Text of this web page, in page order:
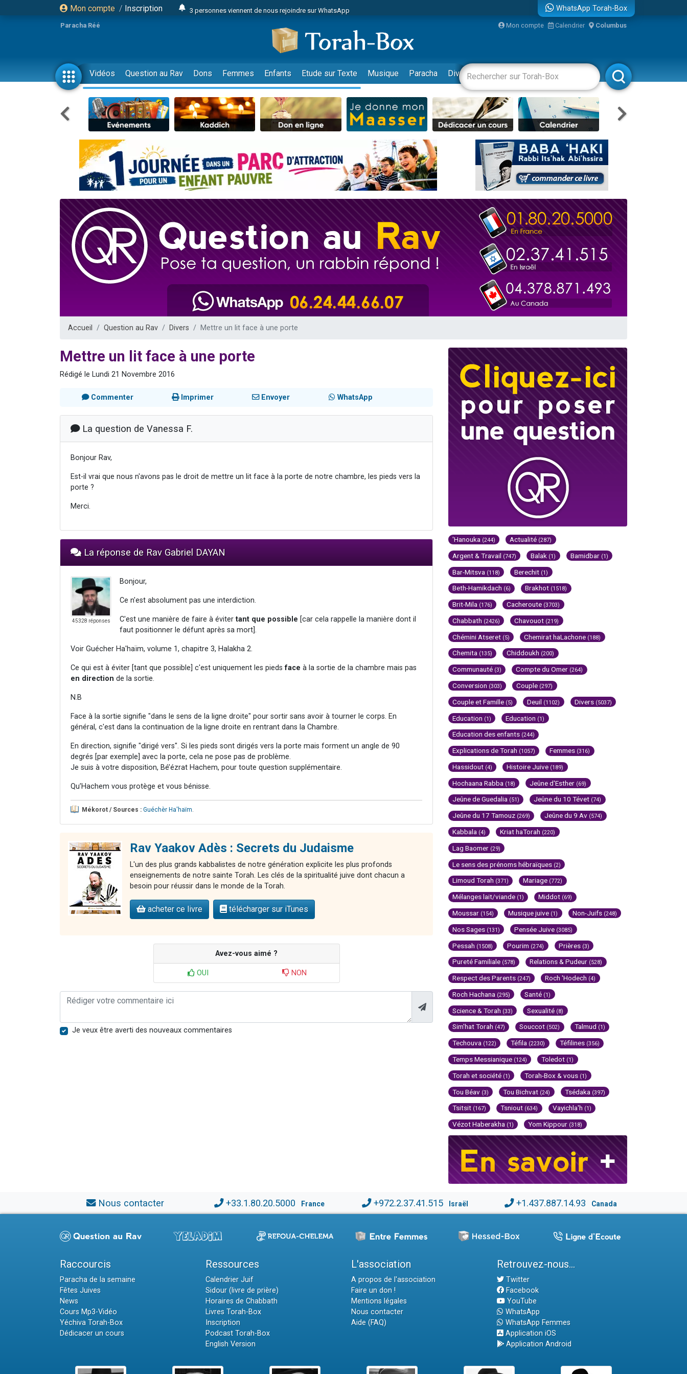
Mon compte / Inscription
3 personnes viennent de nous rejoindre sur WhatsApp
3 personnes viennent de faire un don pour 5 jours de vacances aux Orphelins
3 personnes viennent de faire un don pour Diane, 80 ans, dans un appartement insalubre
2 personnes viennent de nous rejoindre sur WhatsApp
13 personnes viennent de demander une bénédiction
30 personnes viennent de faire un don pour Sauvez la jambe de Yohan
Il reste 49 places pour étudier en groupe sur Zoom
12 nouvelles musiques dans Torah-Box Music
2 personnes viennent de nous rejoindre sur WhatsApp
2 nouvelles musiques dans Torah-Box Music
3 personnes viennent de nous rejoindre sur WhatsApp
8 personnes viennent de faire un don pour Tsédaka : pauvres d'Israel
Nouvelle émission radio : Visions de grandeur n°104 : Le Chabbath et le Birkat Hamazone à travers le temps
61 personnes viennent de demander une bénédiction
Ariel vient de donner son Maasser
Nathaniel vient de donner son Maasser
4 personnes viennent de nous rejoindre sur WhatsApp
WhatsApp Torah-Box
Paracha Réé Mon compte Calendrier Columbus
Vidéos Question au Rav Dons Femmes Enfants Etude sur Texte Musique Paracha Divertissements Livres Rabbanim
Accueil Question au Rav Divers Mettre un lit face à une porte
Mettre un lit face à une porte
Rédigé le Lundi 21 Novembre 2016
Commenter Imprimer Envoyer WhatsApp
La question de Vanessa F.
Bonjour Rav,
Est-il vrai que nous n'avons pas le droit de mettre un lit face à la porte de notre chambre, les pieds vers la
porte ?
Merci.
La réponse de Rav Gabriel DAYAN
45328 réponses
Bonjour,
Ce n'est absolument pas une interdiction.
C'est une manière de faire à évitertant que possible [car cela rappelle la manière dont il
faut positionner le défunt après sa mort].
Voir Guécher Ha'haïm, volume 1, chapitre 3, Halakha 2.
Ce qui est à éviter [tant que possible] c'est uniquement les piedsface à la sortie de la chambre mais pas
en direction de la sortie.
N.B
Face à la sortie signifie "dans le sens de la ligne droite" pour sortir sans avoir à tourner le corps. En
général, c'est dans la continuation de la ligne droite en rentrant dans la Chambre.
En direction, signifie "dirigé vers". Si les pieds sont dirigés vers la porte mais forment un angle de 90
degrés [par exemple] avec la porte, cela ne pose pas de problème.
Je suis à votre disposition, Bé’ézrat Hachem, pour toute question supplémentaire.
Qu’Hachem vous protège et vous bénisse.
Mékorot / Sources : Guéchèr Ha'haïm
Rav Yaakov Adès : Secrets du Judaisme
L'un des plus grands kabbalistes de notre génération explicite les plus profonds
enseignements de notre sainte Torah. Les clés de la spiritualité juive dont chacun a
besoin pour réussir dans le monde de la Torah.
acheter ce livre télécharger sur iTunes
Avez-vous aimé ?
OUI NON
Je veux être averti des nouveaux commentaires
'Hanouka (244) Actualité (287)
Argent & Travail (747) Balak (1) Bamidbar (1)
Bar-Mitsva (118) Berechit (1)
Beth-Hamikdach (6) Brakhot (1518)
Brit-Mila (176) Cacheroute (3703)
Chabbath (2426) Chavouot (219)
Chémini Atseret (5) Chemirat haLachone (188)
Chemita (135) Chiddoukh (200)
Communauté (3) Compte du Omer (264)
Conversion (303) Couple (297)
Couple et Famille (5) Deuil (1102) Divers (5037)
Education (1) Education (1)
Education des enfants (244)
Explications de Torah (1057) Femmes (316)
Hassidout (4) Histoire Juive (189)
Hochaana Rabba (18) Jeûne d'Esther (69)
Jeûne de Guedalia (51) Jeûne du 10 Tévet (74)
Jeûne du 17 Tamouz (269) Jeûne du 9 Av (574)
Kabbala (4) Kriat haTorah (220)
Lag Baomer (29)
Le sens des prénoms hébraïques (2)
Limoud Torah (371) Mariage (772)
Mélanges lait/viande (1) Middot (69)
Moussar (154) Musique juive (1) Non-Juifs (248)
Nos Sages (131) Pensée Juive (3085)
Pessah (1508) Pourim (274) Prières (3)
Pureté Familiale (578) Relations & Pudeur (528)
Respect des Parents (247) Roch 'Hodech (4)
Roch Hachana (295) Santé (1)
Science & Torah (33) Sexualité (8)
Sim'hat Torah (47) Souccot (502) Talmud (1)
Techouva (122) Téfila (2230) Téfilines (356)
Temps Messianique (124) Toledot (1)
Torah et société (1) Torah-Box & vous (1)
Tou Béav (3) Tou Bichvat (24) Tsédaka (397)
Tsitsit (167) Tsniout (634) Vayichla'h (1)
Vézot Haberakha (1) Yom Kippour (318)
Nous contacter +33.1.80.20.5000 France +972.2.37.41.515 Israël +1.437.887.14.93 Canada
Raccourcis
Paracha de la semaine
Fêtes Juives
News
Cours Mp3-Vidéo
Yéchiva Torah-Box
Dédicacer un cours
Ressources
Calendrier Juif
Sidour (livre de prière)
Horaires de Chabbath
Livres Torah-Box
Inscription
Podcast Torah-Box
English Version
L'association
A propos de l'association
Faire un don !
Mentions légales
Nous contacter
Aide (FAQ)
Retrouvez-nous...
Twitter
Facebook
YouTube
WhatsApp
WhatsApp Femmes
Application iOS
Application Android